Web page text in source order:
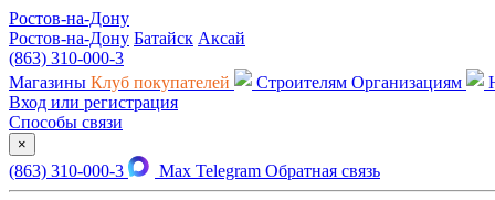
Ростов-на-Дону
Ростов-на-Дону Батайск Аксай
(863) 310-000-3
Магазины Клуб покупателей Строителям Организациям
Вход или регистрация
Способы связи
×
(863) 310-000-3 Max Telegram Обратная связь